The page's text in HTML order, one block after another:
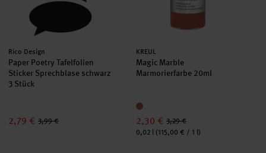
Hersteller:
Rico Design
Paper Poetry Tafelfolien
Sticker Sprechblase schwarz
3 Stück
2,79 € 3,99 €
Hersteller:
KREUL
Magic Marble
Marmorierfarbe 20ml
2,30 € 3,29 €
Inhalt:
0,02 l (115,00 € / 1 l)